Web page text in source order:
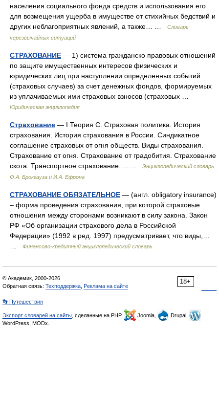
населения социального фонда средств и использования его
для возмещения ущерба в имуществе от стихийных бедствий и
других неблагоприятных явлений, а также… …
Словарь
черезвычайных ситуаций
СТРАХОВАНИЕ — 1) система гражданско правовых отношений
по защите имущественных интересов физических и
юридических лиц при наступлении определенных событий
(страховых случаев) за счет денежных фондов, формируемых
из уплачиваемых ими страховых взносов (страховых …
Юридическая энциклопедия
Страхование — I Теория С. Страховая политика. История
страхования. История страхования в России. Синдикатное
соглашение страховых от огня обществ. Виды страхования.
Страхование от огня. Страхование от градобития. Страхование
скота. Транспортное страхование.… …
Энциклопедический словарь
Ф.А. Брокгауза и И.А. Ефрона
СТРАХОВАНИЕ ОБЯЗАТЕЛЬНОЕ — (англ. obligatory insurance)
– форма проведения страхования, при которой страховые
отношения между сторонами возникают в силу закона. Закон
РФ «Об организации страхового дела в Российской
Федерации» (1992 в ред. 1997) предусматривает, что виды,…
Финансово-кредитный энциклопедический словарь
18+
© Академик, 2000-2026
Обратная связь: Техподдержка Реклама на сайте
👣 Путешествия
Экспорт словарей на сайты , сделанные на PHP, Joomla,
Drupal,
WordPress, MODx.